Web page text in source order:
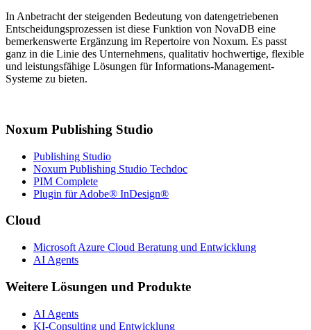
In Anbetracht der steigenden Bedeutung von datengetriebenen
Entscheidungsprozessen ist diese Funktion von NovaDB eine
bemerkenswerte Ergänzung im Repertoire von Noxum. Es passt
ganz in die Linie des Unternehmens, qualitativ hochwertige, flexible
und leistungsfähige Lösungen für Informations-Management-
Systeme zu bieten.
Noxum Publishing Studio
Publishing Studio
Noxum Publishing Studio Techdoc
PIM Complete
Plugin für Adobe® InDesign®
Cloud
Microsoft Azure Cloud Beratung und Entwicklung
AI Agents
Weitere Lösungen und Produkte
AI Agents
KI-Consulting und Entwicklung